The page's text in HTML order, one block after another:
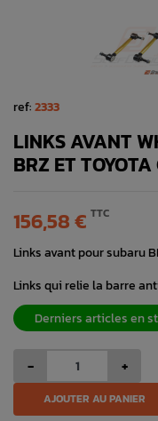
ref:2333
LINKS AVANT
BRZ ET
156,58 € TTC
Links avant pour subaru
Links qui relie la barre
Derniers articles en
- +
AJOUTER AU PANIER